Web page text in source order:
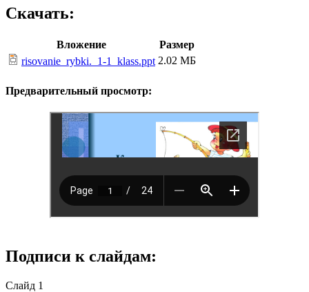
Скачать:
Вложение
Размер
risovanie_rybki._1-1_klass.ppt 2.02 МБ
Предварительный просмотр:
Подписи к слайдам:
Слайд 1